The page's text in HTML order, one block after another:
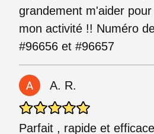
grandement m'aider
mon activité !! Numéro
#96656 et #96657
A. R.
Parfait , rapide et